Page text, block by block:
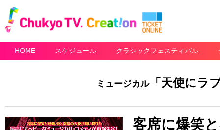
HOME スケジュール クラシックフェスティバル
ミュージカル「天使にラ
客席に爆笑